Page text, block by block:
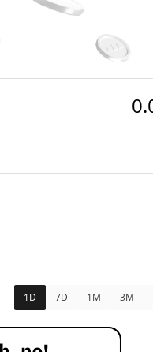
1D 7D 1M 3M